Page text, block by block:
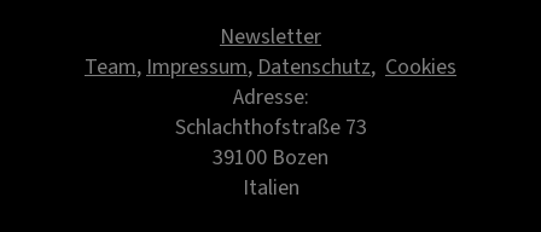
Newsletter
Team,Impressum,Datenschutz, Cookies
Adresse:
Schlachthofstraße 73
39100 Bozen
Italien